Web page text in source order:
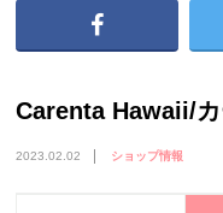
Carenta Hawaii/
2023.02.02 ショップ情報